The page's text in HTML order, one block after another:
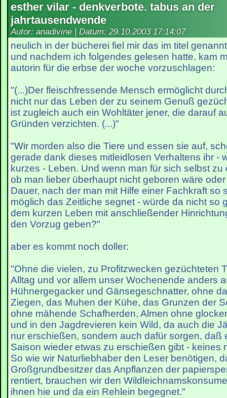
esther vilar - denkverbote. tabus an der
jahrtausendwende
Autor: anadivine | Datum: 29.10.2003 17:14:07
neulich in der bücherei fiel mir das im titel
und nachdem ich folgendes gelesen hatte, kam
autorin für die erbse der woche vorzuschlagen:
"(...)Der fleischfressende Mensch ermöglicht
nicht nur das Leben der zu seinem Genuß
ist zugleich auch ein Wohltäter jener, die darauf
Gründen verzichten. (...)"
"Wir morden also die Tiere und essen sie auf,
gerade dank dieses mitleidlosen Verhaltens ihr -
kurzes - Leben. Und wenn man für sich selbst
ob man lieber überhaupt nicht geboren wäre
Dauer, nach der man mit Hilfe einer Fachkraft so
möglich das Zeitliche segnet - würde da nicht so
dem kurzen Leben mit anschließender
den Vorzug geben?"
aber es kommt noch doller:
"Ohne die vielen, zu Profitzwecken gezüchteten
Alltag und vor allem unser Wochenende anders
Hühnergegacker und Gänsegeschnatter, ohne
Ziegen, das Muhen der Kühe, das Grunzen der
ohne mähende Schafherden, Almen ohne
und in den Jagdrevieren kein Wild, da auch die
nur erschießen, sondern auch dafür sorgen, daß
Saison wieder etwas zu erschießen gibt - keines
So wie wir Naturliebhaber den Leser benötigen,
Großgrundbesitzer das Anpflanzen der
rentiert, brauchen wir den
ihnen hie und da ein Rehlein begegnet."